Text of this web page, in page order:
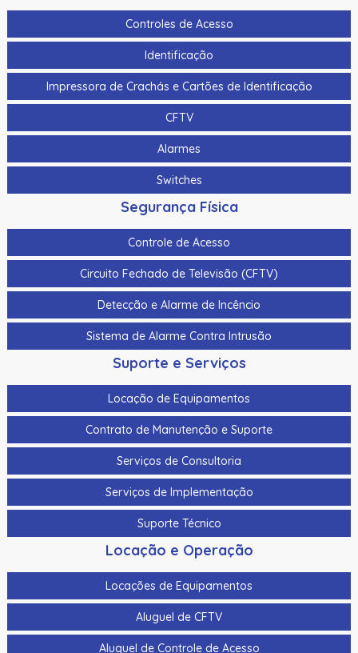
Controles de Acesso
Identificação
Impressora de Crachás e Cartões de Identificação
CFTV
Alarmes
Switches
Segurança Física
Controle de Acesso
Circuito Fechado de Televisão (CFTV)
Detecção e Alarme de Incêncio
Sistema de Alarme Contra Intrusão
Suporte e Serviços
Locação de Equipamentos
Contrato de Manutenção e Suporte
Serviços de Consultoria
Serviços de Implementação
Suporte Técnico
Locação e Operação
Locações de Equipamentos
Aluguel de CFTV
Aluguel de Controle de Acesso